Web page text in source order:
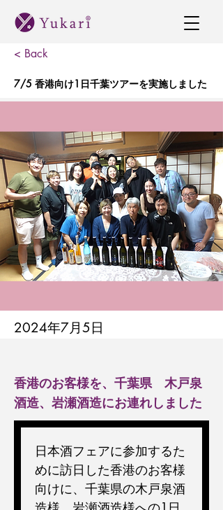
< Back
7/5 香港向け1日千葉ツアーを実施しました
2024年7月5日
香港のお客様を、千葉県 木戸泉
酒造、岩瀬酒造にお連れしました
日本酒フェアに参加するた
めに訪日した香港のお客様
向けに、千葉県の木戸泉酒